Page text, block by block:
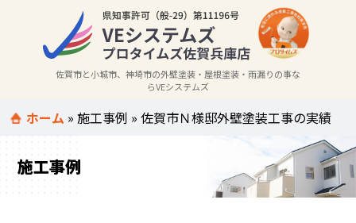
佐賀市と小城市、神埼市の外壁塗装・屋根塗装・雨漏りの事な
らVEシステムズ
ホーム »施工事例 »佐賀市Ｎ様邸外壁塗装工事の実績
施工事例